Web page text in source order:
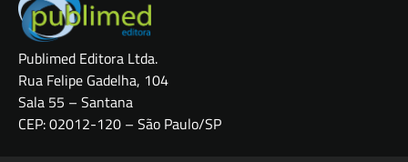
Publimed Editora Ltda.
Rua Felipe Gadelha, 104
Sala 55 – Santana
CEP: 02012-120 – São Paulo/SP